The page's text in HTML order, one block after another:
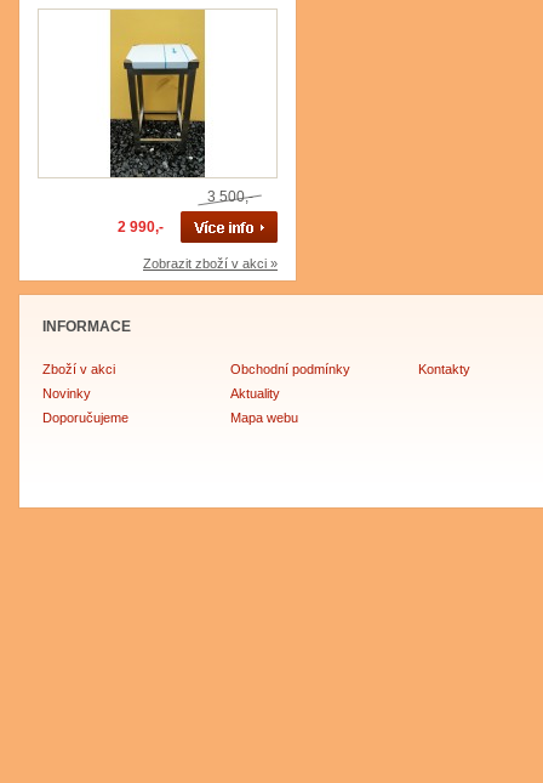
3 500,-
2 990,-
Zobrazit zboží v akci »
INFORMACE
Zboží v akci
Novinky
Doporučujeme
Obchodní podmínky
Aktuality
Mapa webu
Kontakty